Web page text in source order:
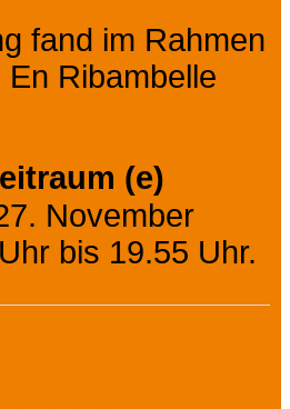
fand im Rahmen
Ribambelle
(e)
November
bis 19.55 Uhr.